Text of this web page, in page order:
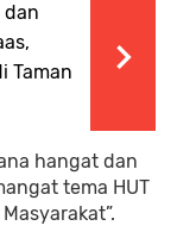
dan
Taman
hangat dan
tema HUT